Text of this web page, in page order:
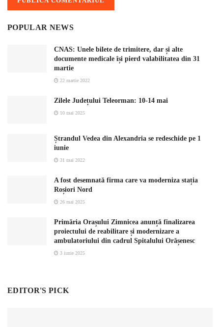
POPULAR NEWS
CNAS: Unele bilete de trimitere, dar și alte
documente medicale își pierd valabilitatea din 31
martie
22 martie 2022
Zilele Județului Teleorman: 10-14 mai
10 mai 2025
Ștrandul Vedea din Alexandria se redeschide pe 1
iunie
31 mai 2022
A fost desemnată firma care va moderniza stația
Roșiori Nord
26 mai 2025
Primăria Orașului Zimnicea anunță finalizarea
proiectului de reabilitare și modernizare a
ambulatoriului din cadrul Spitalului Orășenesc
3 iunie 2025
EDITOR'S PICK